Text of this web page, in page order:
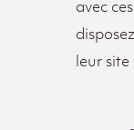
avec
leur site